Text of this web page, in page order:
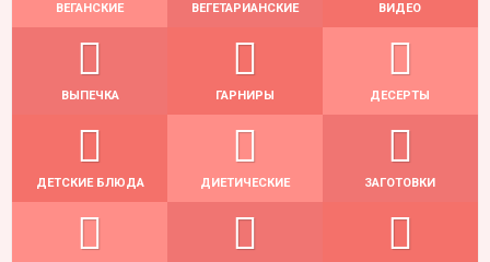
ВЕГАНСКИЕ ВЕГЕТАРИАНСКИЕ ВИДЕО
ВЫПЕЧКА ГАРНИРЫ ДЕСЕРТЫ
ДЕТСКИЕ БЛЮДА ДИЕТИЧЕСКИЕ ЗАГОТОВКИ